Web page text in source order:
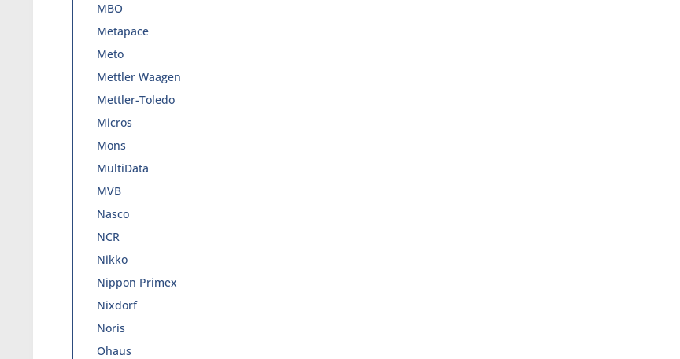
MBO
Metapace
Meto
Mettler Waagen
Mettler-Toledo
Micros
Mons
MultiData
MVB
Nasco
NCR
Nikko
Nippon Primex
Nixdorf
Noris
Ohaus